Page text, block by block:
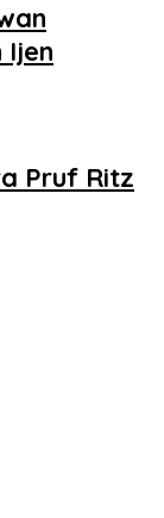
Ijen
Pruf Ritz